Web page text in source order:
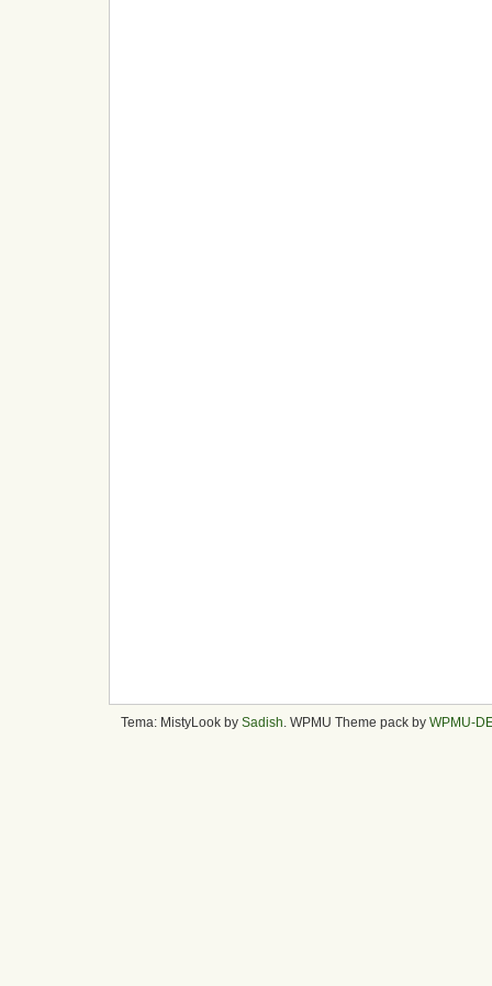
Tema: MistyLook by Sadish . WPMU Theme pack by WPMU-